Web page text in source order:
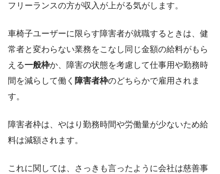
フリーランスの方が収入が上がる気がします。
車椅子ユーザーに限らす障害者が就職するときは、健
常者と変わらない業務をこなし同じ金額の給料がもら
える一般枠か、障害の状態を考慮して仕事用や勤務時
間を減らして働く 障害者枠のどちらかで雇用されま
す。
障害者枠は、やはり 勤務時間や労働量が少ないため給
料は減額されます。
これに関しては、さっきも言ったように会社は慈善事